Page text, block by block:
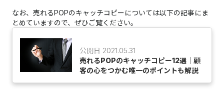
なお、売れるPOPのキャッチコピーについては以下の記事にま
とめていますので、ぜひご覧ください。
公開日 2021.05.31
売れるPOPのキャッチコピー12選│顧
客の心をつかむ唯一のポイントも解説